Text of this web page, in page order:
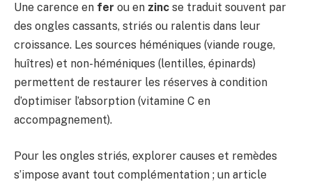
Une carence en fer ou en zinc se traduit souvent par
des ongles cassants, striés ou ralentis dans leur
croissance. Les sources héméniques (viande rouge,
huîtres) et non-héméniques (lentilles, épinards)
permettent de restaurer les réserves à condition
d’optimiser l’absorption (vitamine C en
accompagnement).
Pour les ongles striés, explorer causes et remèdes
s’impose avant tout complémentation ; un article